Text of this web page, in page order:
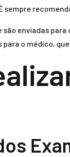
sempre
são enviadas
o médico,